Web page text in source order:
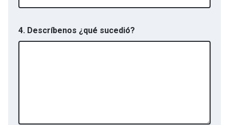
4. Descríbenos ¿qué sucedió?